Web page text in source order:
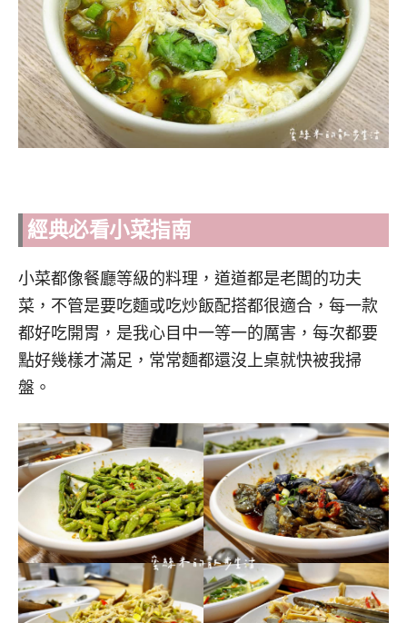
經典必看小菜指南
小菜都像餐廳等級的料理，道道都是老闆的功夫
菜，不管是要吃麵或吃炒飯配搭都很適合，每一款
都好吃開胃，是我心目中一等一的厲害，每次都要
點好幾樣才滿足，常常麵都還沒上桌就快被我掃
盤。